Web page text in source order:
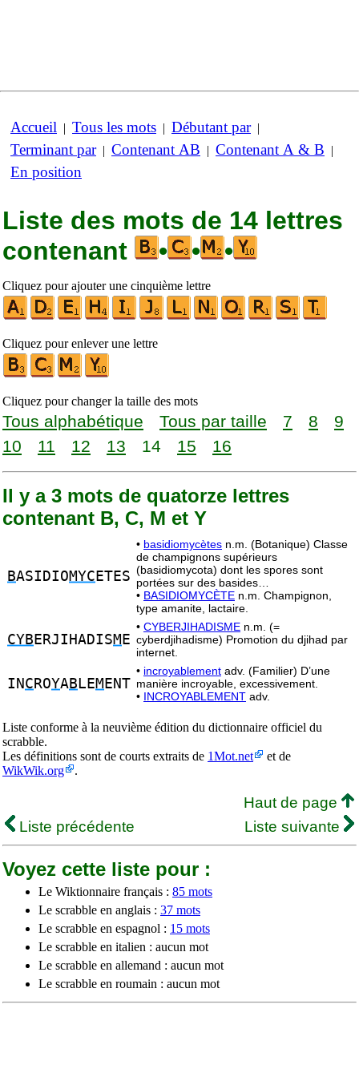
Accueil | Tous les mots | Débutant par|
Terminant par| Contenant AB | Contenant A & B |
En position
Liste des mots de 14 lettres
contenant
• • •
Cliquez pour ajouter une cinquième lettre
Cliquez pour enlever une lettre
Cliquez pour changer la taille des mots
Tous alphabétique Tous par taille 7 8
9
10
11 12 13 14 15 16
Il y a 3 mots de quatorze lettres
contenant B, C, M et Y
BASIDIOMYC ETES
• basidiomycètes n.m. (Botanique) Classe
de champignons supérieurs
(basidiomycota) dont les spores sont
portées sur des basides…
• BASIDIOMYCÈTE n.m. Champignon,
type amanite, lactaire.
CYB ERJIHADISM E
• CYBERJIHADISME n.m. (=
cyberdjihadisme) Promotion du djihad par
internet.
IN C ROYAB LEM ENT
• incroyablement adv. (Familier) D’une
manière incroyable, excessivement.
• INCROYABLEMENT adv.
Liste conforme à la neuvième édition du dictionnaire officiel du
scrabble.
Les définitions sont de courts extraits de 1Mot.net
et de
WikWik.org
.
Haut de page
Liste précédente
Liste suivante
Voyez cette liste pour :
Le Wiktionnaire français : 85 mots
Le scrabble en anglais : 37 mots
Le scrabble en espagnol : 15 mots
Le scrabble en italien : aucun mot
Le scrabble en allemand : aucun mot
Le scrabble en roumain : aucun mot